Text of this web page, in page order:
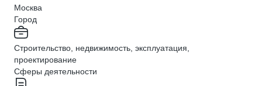
Москва
Город
Строительство, недвижимость, эксплуатация,
проектирование
Сферы деятельности